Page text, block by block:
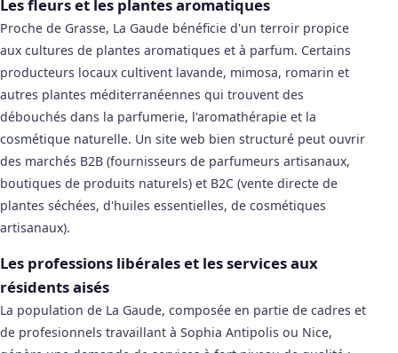
Les fleurs et les plantes aromatiques
Proche de Grasse, La Gaude bénéficie d'un terroir propice
aux cultures de plantes aromatiques et à parfum. Certains
producteurs locaux cultivent lavande, mimosa, romarin et
autres plantes méditerranéennes qui trouvent des
débouchés dans la parfumerie, l'aromathérapie et la
cosmétique naturelle. Un site web bien structuré peut ouvrir
des marchés B2B (fournisseurs de parfumeurs artisanaux,
boutiques de produits naturels) et B2C (vente directe de
plantes séchées, d'huiles essentielles, de cosmétiques
artisanaux).
Les professions libérales et les services aux
résidents aisés
La population de La Gaude, composée en partie de cadres et
de profesionnels travaillant à Sophia Antipolis ou Nice,